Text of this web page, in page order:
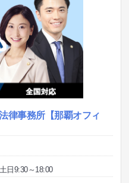
律事務所【那覇オフィ
日9:30～18:00